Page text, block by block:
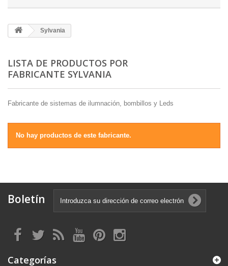
Sylvania
LISTA DE PRODUCTOS POR
FABRICANTE SYLVANIA
Fabricante de sistemas de ilumnación, bombillos y Leds
No hay productos de este fabricante.
Boletín
Categorías